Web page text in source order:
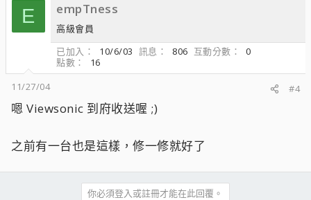
E empTness
高級會員
已加入
10/6/03 訊息 806 互動分數
0
點數
16
11/27/04
#4
嗯 Viewsonic 到府收送喔 ;)
之前有一台也是這樣，修一修就好了
你必須登入或註冊才能在此回覆。